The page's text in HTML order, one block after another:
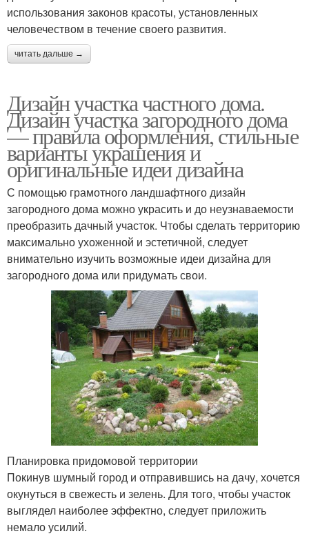
использования законов красоты, установленных
человечеством в течение своего развития.
читать дальше →
Дизайн участка частного дома.
Дизайн участка загородного дома
— правила оформления, стильные
варианты украшения и
оригинальные идеи дизайна
С помощью грамотного ландшафтного дизайн
загородного дома можно украсить и до неузнаваемости
преобразить дачный участок. Чтобы сделать территорию
максимально ухоженной и эстетичной, следует
внимательно изучить возможные идеи дизайна для
загородного дома или придумать свои.
Планировка придомовой территории
Покинув шумный город и отправившись на дачу, хочется
окунуться в свежесть и зелень. Для того, чтобы участок
выглядел наиболее эффектно, следует приложить
немало усилий.